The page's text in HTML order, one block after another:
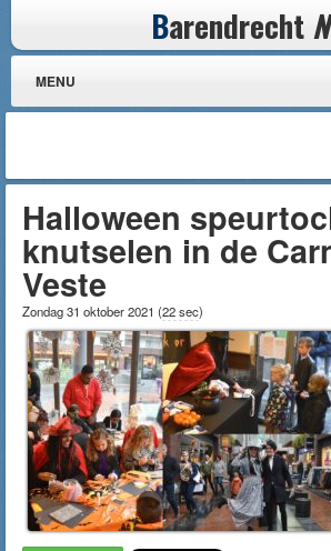
Barendrecht
MENU
Halloween
knutselen in de
Veste
Zondag 31 oktober 2021 (22 sec)